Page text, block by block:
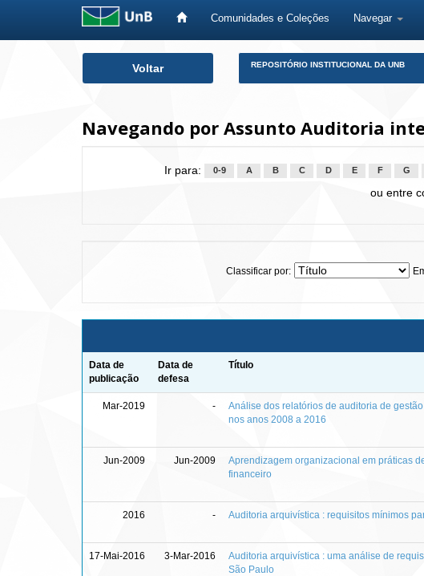
Comunidades e Coleções Navegar
Voltar REPOSITÓRIO INSTITUCIONAL DA UNB
Navegando por Assunto Auditoria
Ir para: 0-9 A B C D E F G
ou entre
Classificar por:
Data de
publicação
Data de
defesa
Título
Mar-2019 -
Análise dos relatórios de auditoria de
nos anos 2008 a 2016
Jun-2009 Jun-2009
Aprendizagem organizacional em práticas
financeiro
2016 - Auditoria arquivística : requisitos mínimos
17-Mai-2016 3-Mar-2016
Auditoria arquivística : uma análise de
São Paulo